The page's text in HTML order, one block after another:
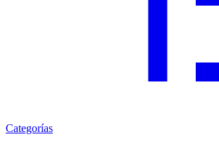
Categorías